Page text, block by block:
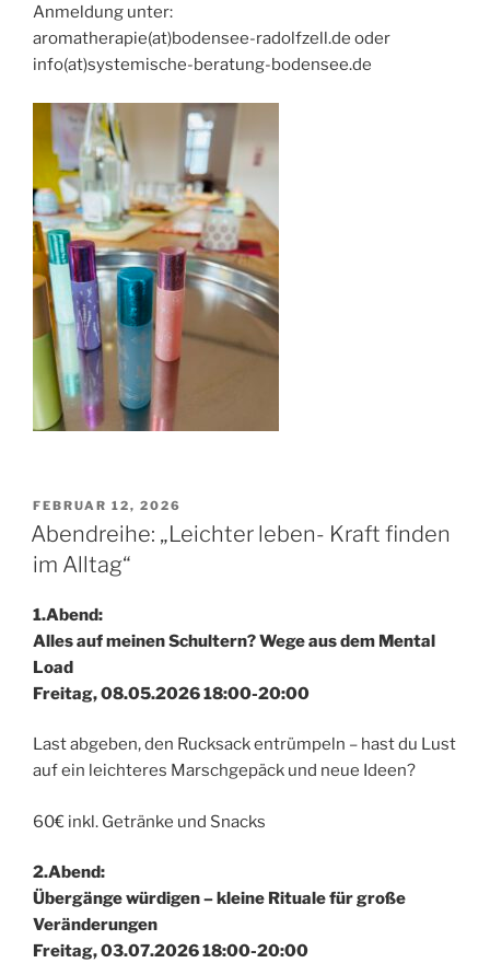
Anmeldung unter:
aromatherapie(at)bodensee-radolfzell.de oder
info(at)systemische-beratung-bodensee.de
VERÖFFENTLICHT
AM
FEBRUAR 12, 2026
Abendreihe: „Leichter leben- Kraft finden
im Alltag“
1.Abend:
Alles auf meinen Schultern? Wege aus dem Mental
Load
Freitag, 08.05.2026 18:00-20:00
Last abgeben, den Rucksack entrümpeln – hast du Lust
auf ein leichteres Marschgepäck und neue Ideen?
60€ inkl. Getränke und Snacks
2.Abend:
Übergänge würdigen – kleine Rituale für große
Veränderungen
Freitag, 03.07.2026 18:00-20:00